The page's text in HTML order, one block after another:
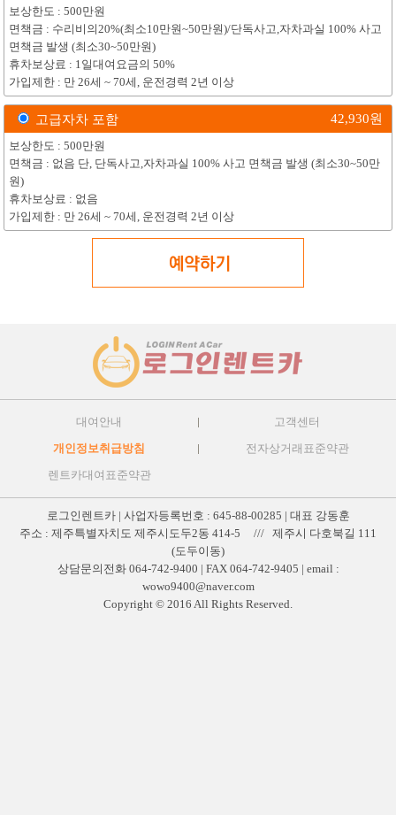
보상한도 : 500만원
면책금 : 수리비의20%(최소10만원~50만원)/단독사고,자차과실 100% 사고
면책금 발생 (최소30~50만원)
휴차보상료 : 1일대여요금의 50%
가입제한 : 만 26세 ~ 70세, 운전경력 2년 이상
고급자차 포함 42,930원
보상한도 : 500만원
면책금 : 없음 단, 단독사고,자차과실 100% 사고 면책금 발생 (최소30~50만
원)
휴차보상료 : 없음
가입제한 : 만 26세 ~ 70세, 운전경력 2년 이상
대여안내 고객센터
개인정보취급방침 전자상거래표준약관
렌트카대여표준약관
로그인렌트카 | 사업자등록번호 : 645-88-00285 | 대표 강동훈
주소 : 제주특별자치도 제주시도두2동 414-5 /// 제주시 다호북길 111
(도두이동)
상담문의전화 064-742-9400 | FAX 064-742-9405 | email :
wowo9400@naver.com
Copyright © 2016 All Rights Reserved.